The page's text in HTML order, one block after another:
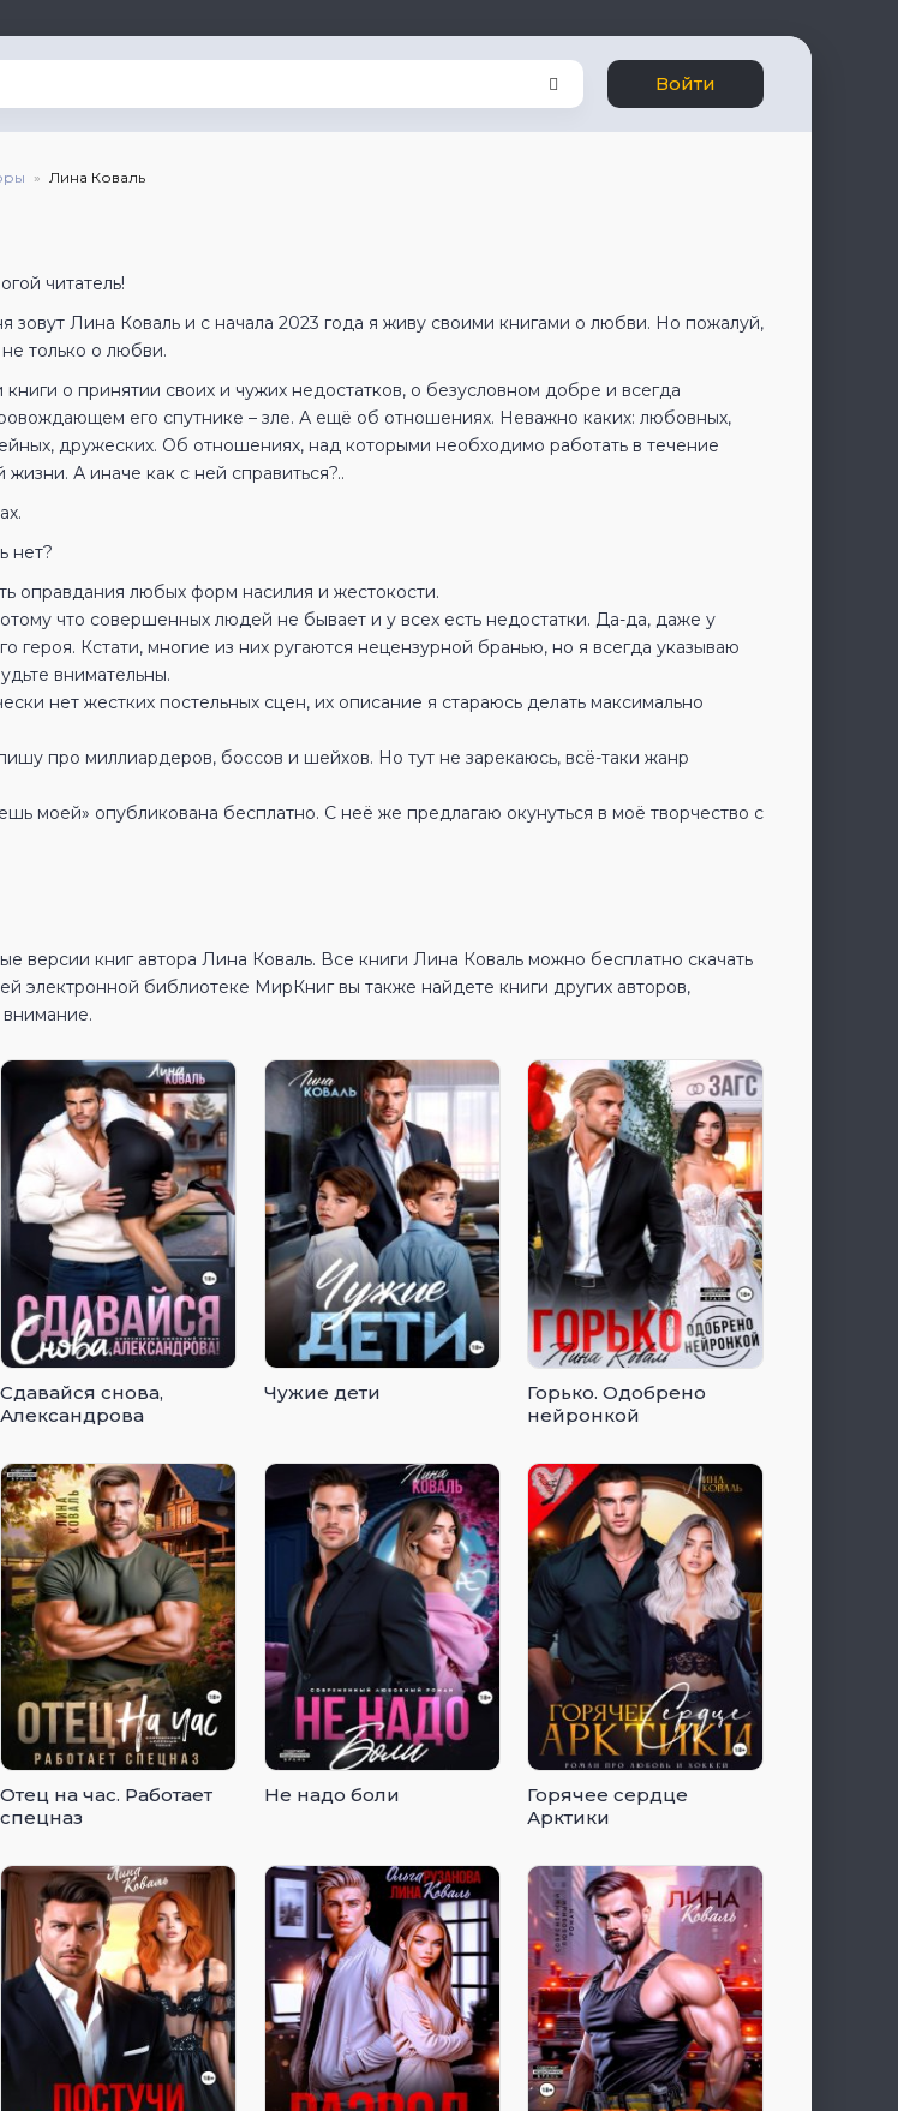
Войти
Лина Коваль
читатель!
зовут Лина Коваль и с начала 2023 года я живу своими книгами о любви. Но пожалуй,
только о любви.
о принятии своих и чужих недостатков, о безусловном добре и всегда
его спутнике – зле. А ещё об отношениях. Неважно каких: любовных,
дружеских. Об отношениях, над которыми необходимо работать в течение
жизни. А иначе как с ней справиться?..
нет?
оправдания любых форм насилия и жестокости.
что совершенных людей не бывает и у всех есть недостатки. Да-да, даже у
героя. Кстати, многие из них ругаются нецензурной бранью, но я всегда указываю
внимательны.
нет жестких постельных сцен, их описание я стараюсь делать максимально
про миллиардеров, боссов и шейхов. Но тут не зарекаюсь, всё-таки жанр
моей» опубликована бесплатно. С неё же предлагаю окунуться в моё творчество с
версии книг автора Лина Коваль. Все книги Лина Коваль можно бесплатно скачать
электронной библиотеке МирКниг вы также найдете книги других авторов,
Сдавайся снова,
Александрова
Чужие дети
Горько. Одобрено
нейронкой
Отец на час. Работает
спецназ
Не надо боли
Горячее сердце
Арктики